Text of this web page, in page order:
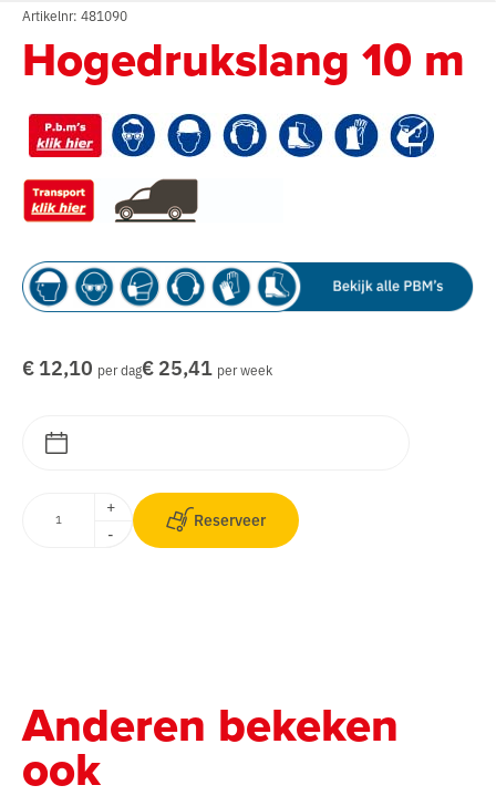
Artikelnr: 481090
Hogedrukslang 10 m
€ 12,10 per dag€ 25,41 per week
+
-
Reserveer
Anderen bekeken
ook